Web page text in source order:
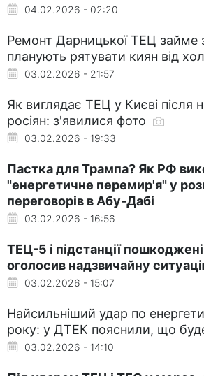
04.02.2026 - 02:20
Ремонт Дарницької ТЕЦ займе
планують рятувати киян від
03.02.2026 - 21:57
Як виглядає ТЕЦ у Києві після
росіян: з'явилися фото
03.02.2026 - 19:33
Пастка для Трампа? Як РФ
"енергетичне перемир'я" у
переговорів в Абу-Дабі
03.02.2026 - 16:56
ТЕЦ-5 і підстанції
оголосив надзвичайну
03.02.2026 - 15:07
Найсильніший удар по
року: у ДТЕК пояснили, що буде
03.02.2026 - 14:10